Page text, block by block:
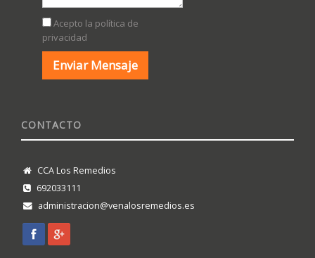
Acepto la política de
privacidad
CONTACTO
CCA Los Remedios
692033111
administracion@venalosremedios.es